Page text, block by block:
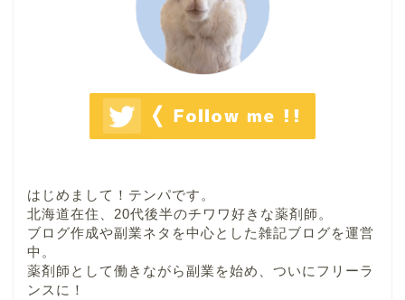
はじめまして！テンパです。
北海道在住、20代後半のチワワ好きな薬剤師。
ブログ作成や副業ネタを中心とした雑記ブログを運営
中。
薬剤師として働きながら副業を始め、ついにフリーラ
ンスに！